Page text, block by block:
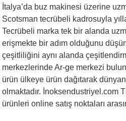
İtalya’da buz makinesi üzerine
Scotsman tecrübeli kadrosuyla
Tecrübeli marka tek bir alanda
erişmekte bir adım olduğunu
çeşitliliğini aynı alanda
merkezlerinde Ar-ge merkezi
ürün ülkeye ürün dağıtarak
olmaktadır. İnoksendustriyel.com
ürünleri online satış noktaları